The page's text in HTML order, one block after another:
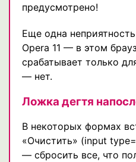
предусмотрено!
Еще одна
Opera 11 — в этом
срабатывает только
— нет.
Ложка дегтя
В некоторых формах
«Очистить» (input
— сбросить все, что